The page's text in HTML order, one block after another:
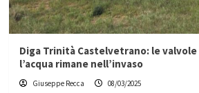
Diga Trinità Castelvetrano: le
l’acqua rimane nell’invaso
Giuseppe Recca 08/03/2025